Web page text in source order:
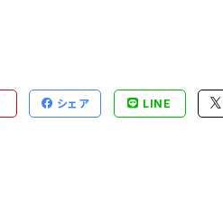
シェア LINE